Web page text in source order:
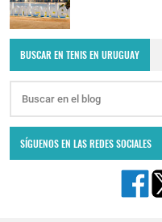
BUSCAR EN TENIS EN URUGUAY
SÍGUENOS EN LAS REDES SOCIALES